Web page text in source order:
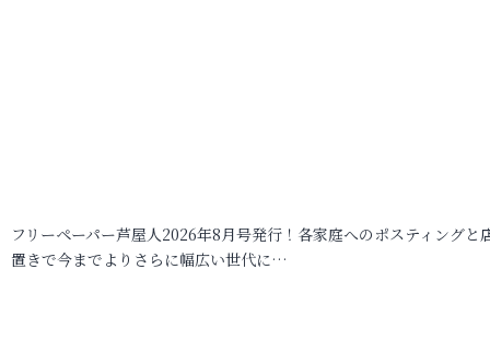
フリーペーパー芦屋人2026年8月号発行！各家庭へのポスティングと
置きで今までよりさらに幅広い世代に…